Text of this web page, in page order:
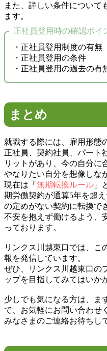
また、詳しい条件について
ます。
正社員登用時の確認ポ
・正社員登用制度の有無
・正社員登用の条件
・正社員登用の過去の有
まとめ
就職する際には、雇用形態
正社員、契約社員、パート
リットがあり、今の自分に
やなりたい自分を想像しな
現在は「 無期転換ルール 」
期労働契約が通算5年を超
の定めがない契約に転換で
不安を抱えず働けるよう、
っております。
リンクス川越東口では、こ
報を発信しています。
ぜひ、リンクス川越東口の
ップを目指してみてはいか
少しでも気になる方は、ま
で、お気軽にお問い合わせ
みなさまのご連絡お待ちし